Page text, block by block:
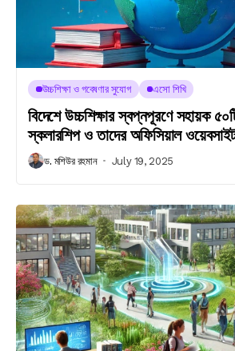
উচ্চশিক্ষা ও গবেষণার সুযোগ এসো শিখি
বিদেশে উচ্চশিক্ষার স্বপ্নপূরণে সহায়ক
স্কলারশিপ ও তাদের অফিসিয়াল
ড. মশিউর রহমান July 19, 2025